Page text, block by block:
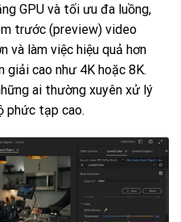
GPU và tối ưu đa luồng,
trước (preview) video
và làm việc hiệu quả hơn
giải cao như 4K hoặc 8K.
ai thường xuyên xử lý
phức tạp cao.